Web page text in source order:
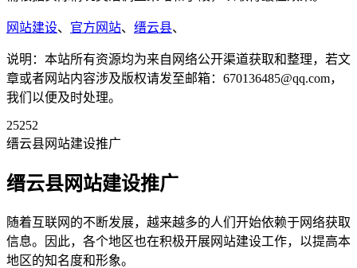
网站建设、 官方网站、 缙云县、
说明：本站所有资源均为来自网络公开渠道获取和整理，若文
章或者网站内容涉及版权请发至邮箱：670136485@qq.com，
我们以便及时处理。
25252
缙云县网站建设推广
缙云县网站建设推广
随着互联网的不断发展，越来越多的人们开始依赖于网络获取
信息。因此，各个地区也在积极开展网站建设工作，以提高本
地区的知名度和形象。